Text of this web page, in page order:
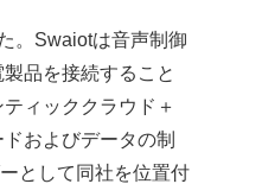
。Swaiotは音声制御
品を接続すること
ィッククラウド＋
およびデータの制
として同社を位置付